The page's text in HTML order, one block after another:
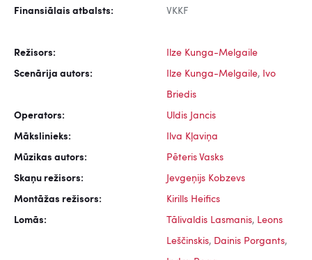
Finansiālais atbalsts: VKKF
Režisors: Ilze Kunga-Melgaile
Scenārija autors: Ilze Kunga-Melgaile, Ivo
Briedis
Operators: Uldis Jancis
Mākslinieks: Ilva Kļaviņa
Mūzikas autors: Pēteris Vasks
Skaņu režisors: Jevgeņijs Kobzevs
Montāžas režisors: Kirills Heifics
Lomās: Tālivaldis Lasmanis, Leons
Leščinskis, Dainis Porgants,